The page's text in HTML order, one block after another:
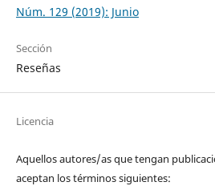
Núm. 129 (2019): Junio
Sección
Reseñas
Licencia
Aquellos autores/as que tengan
aceptan los términos siguientes: